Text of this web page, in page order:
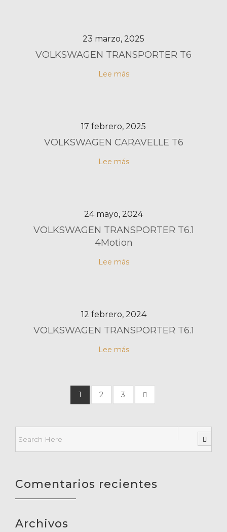
23 marzo, 2025
VOLKSWAGEN TRANSPORTER T6
Lee más
17 febrero, 2025
VOLKSWAGEN CARAVELLE T6
Lee más
24 mayo, 2024
VOLKSWAGEN TRANSPORTER T6.1
4Motion
Lee más
12 febrero, 2024
VOLKSWAGEN TRANSPORTER T6.1
Lee más
1 2 3
Comentarios recientes
Archivos